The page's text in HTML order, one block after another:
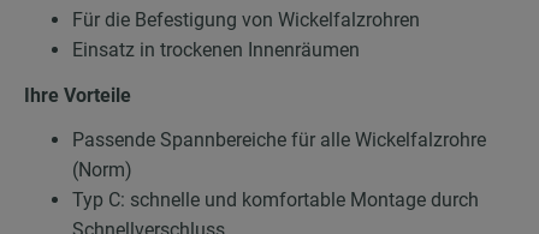
Für die Befestigung von Wickelfalzrohren
Einsatz in trockenen Innenräumen
Ihre Vorteile
Passende Spannbereiche für alle Wickelfalzrohre
(Norm)
Typ C: schnelle und komfortable Montage durch